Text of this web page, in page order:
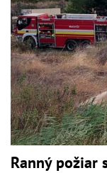
Ranný požiar